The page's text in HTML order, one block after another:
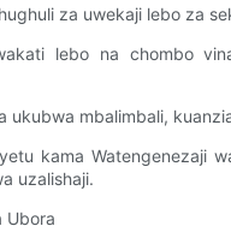
za uwekaji lebo za
lebo na chombo
ukubwa mbalimbali,
kama Watengenezaji
uzalishaji.
Ubora